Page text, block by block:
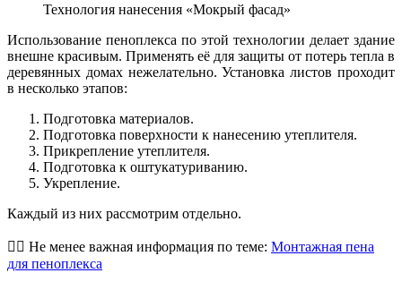
Технология нанесения «Мокрый фасад»
Использование пеноплекса по этой технологии делает здание
внешне красивым. Применять её для защиты от потерь тепла в
деревянных домах нежелательно. Установка листов проходит
в несколько этапов:
Подготовка материалов.
Подготовка поверхности к нанесению утеплителя.
Прикрепление утеплителя.
Подготовка к оштукатуриванию.
Укрепление.
Каждый из них рассмотрим отдельно.
👷‍♂️ Не менее важная информация по теме: Монтажная пена
для пеноплекса